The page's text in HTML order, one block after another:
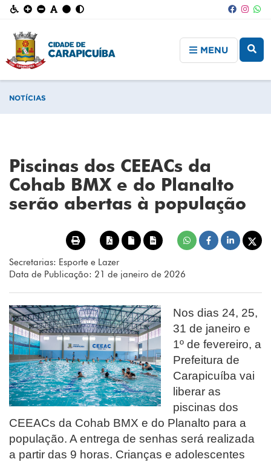
MENU
NOTÍCIAS
Piscinas dos CEEACs da
Cohab BMX e do Planalto
serão abertas à população
Secretarias: Esporte e Lazer
Data de Publicação: 21 de janeiro de 2026
Nos dias 24, 25,
31 de janeiro e
1º de fevereiro, a
Prefeitura de
Carapicuíba vai
liberar as
piscinas dos
CEEACs da Cohab BMX e do Planalto para a
população. A entrega de senhas será realizada
a partir das 9 horas. Crianças e adolescentes